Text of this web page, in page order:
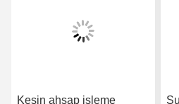
Kesin ahşap işleme